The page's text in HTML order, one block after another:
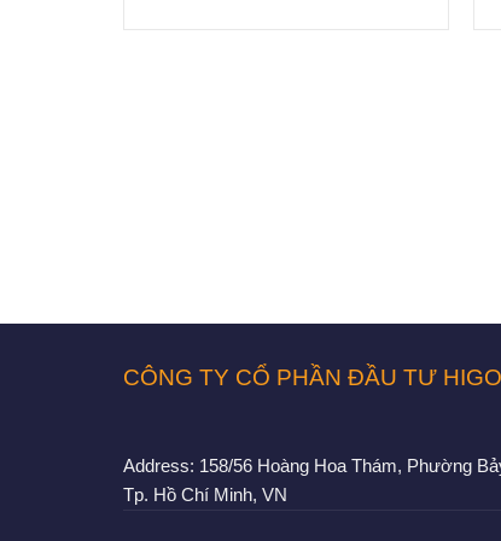
CÔNG TY CỔ PHẦN ĐẦU TƯ HIGO
Address: 158/56 Hoàng Hoa Thám, Phường
Tp. Hồ Chí Minh, VN